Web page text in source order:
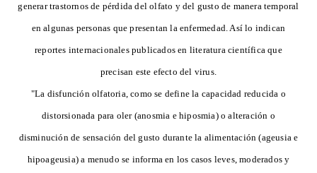
generar trastornos de pérdida del olfato y del gusto de manera temporal
en algunas personas que presentan la enfermedad. Así lo indican
reportes internacionales publicados en literatura científica que
precisan este efecto del virus.
"La disfunción olfatoria, como se define la capacidad reducida o
distorsionada para oler (anosmia e hiposmia) o alteración o
disminución de sensación del gusto durante la alimentación (ageusia e
hipoageusia) a menudo se informa en los casos leves, moderados y